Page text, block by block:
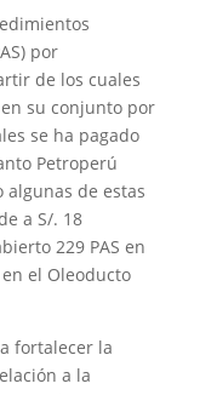
por
de los cuales
su conjunto por
se ha pagado
Petroperú
de estas
a S/. 18
229 PAS en
el Oleoducto
fortalecer la
a la